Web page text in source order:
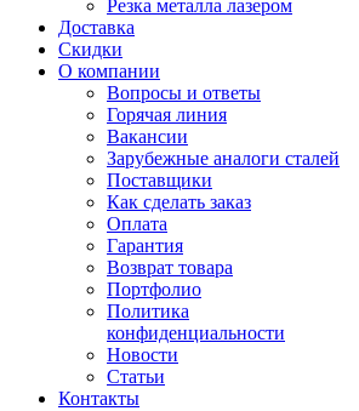
Резка металла лазером
Доставка
Скидки
О компании
Вопросы и ответы
Горячая линия
Вакансии
Зарубежные аналоги сталей
Поставщики
Как сделать заказ
Оплата
Гарантия
Возврат товара
Портфолио
Политика
конфиденциальности
Новости
Статьи
Контакты